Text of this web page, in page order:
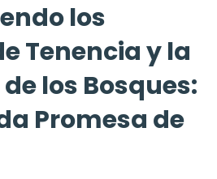
los
Tenencia y la
los Bosques:
Promesa de